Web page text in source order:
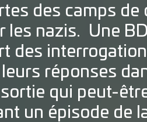
des camps
les nazis. Une
des
réponses
qui peut-
un épisode de